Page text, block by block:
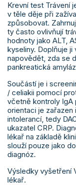
Krevní test Trávení
v těle děje při
způsobovat.
ty často ovlivňují
hodnoty jako ALT,
kyseliny. Doplňuje
napovědět, zda se
pankreatická
Součástí je i
/ celiakii pomocí
včetně kontroly IgA
orientaci je zařazen
intolerancí, tedy
ukazatel CRP.
lékař na základě
slouží pouze jako
diagnóz.
Výsledky vyšetření
lékař.